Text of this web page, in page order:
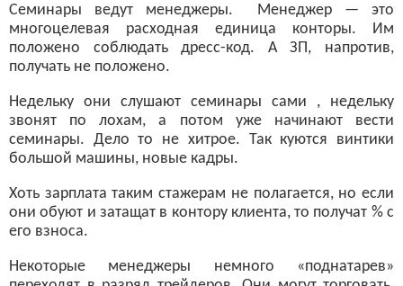
Семинары ведут менеджеры. Менеджер — это
многоцелевая расходная единица конторы. Им
положено соблюдать дресс-код. А ЗП, напротив,
получать не положено.
Недельку они слушают семинары сами , недельку
звонят по лохам, а потом уже начинают вести
семинары. Дело то не хитрое. Так куются винтики
большой машины, новые кадры.
Хоть зарплата таким стажерам не полагается, но если
они обуют и затащат в контору клиента, то получат % с
его взноса.
Некоторые менеджеры немного «поднатарев»